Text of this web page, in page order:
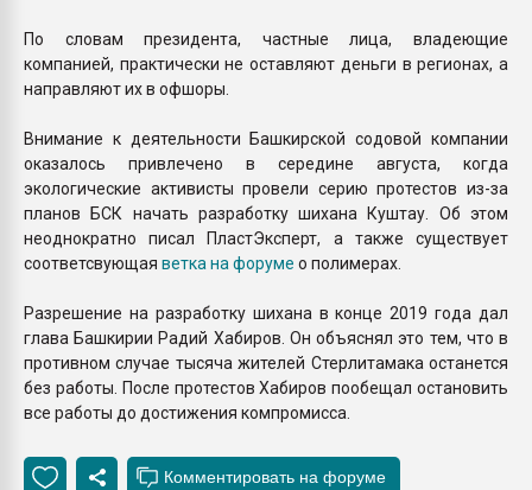
По словам президента, частные лица, владеющие
компанией, практически не оставляют деньги в регионах, а
направляют их в офшоры.
Внимание к деятельности Башкирской содовой компании
оказалось привлечено в середине августа, когда
экологические активисты провели серию протестов из-за
планов БСК начать разработку шихана Куштау. Об этом
неоднократно писал ПластЭксперт, а также существует
соответсвующая ветка на форуме о полимерах.
Разрешение на разработку шихана в конце 2019 года дал
глава Башкирии Радий Хабиров. Он объяснял это тем, что в
противном случае тысяча жителей Стерлитамака останется
без работы. После протестов Хабиров пообещал остановить
все работы до достижения компромисса.